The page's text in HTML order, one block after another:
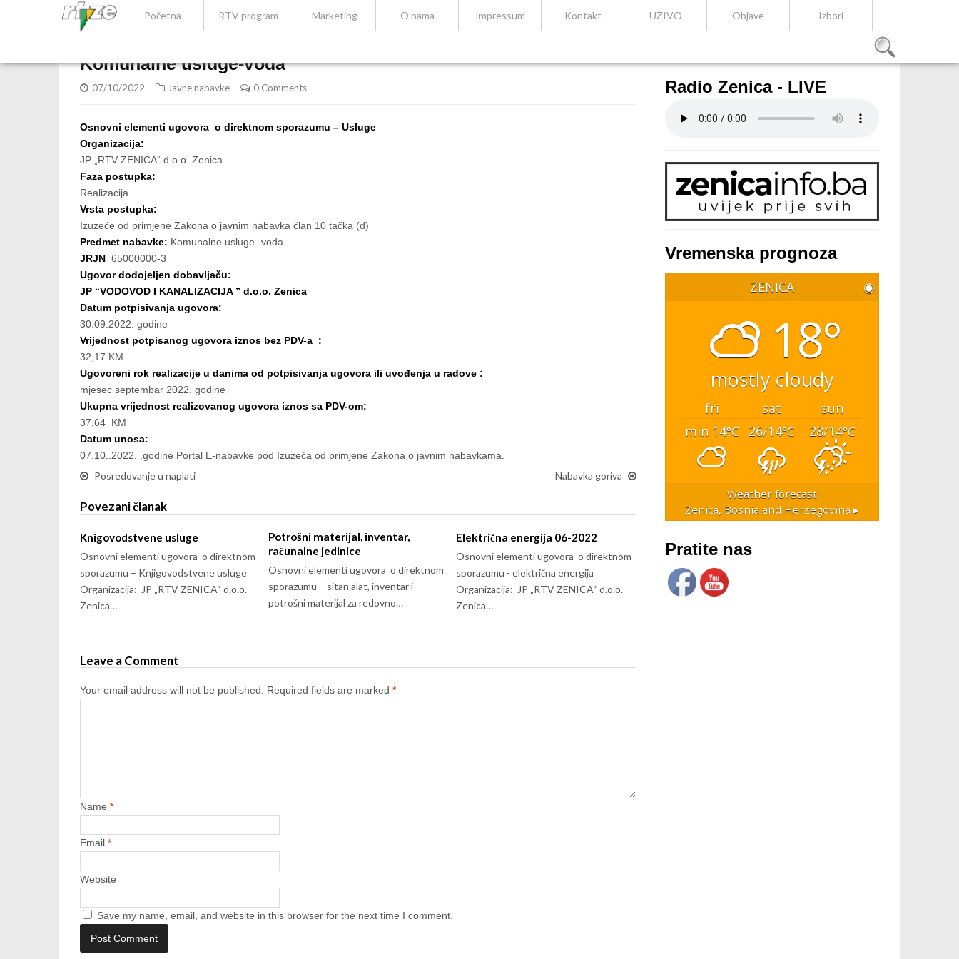
Početna RTV program Marketing O nama Impressum Kontakt UŽIVO Objave Izbori
Komunalne usluge-voda
07/10/2022 Javne nabavke 0 Comments
Osnovni elementi ugovora o direktnom sporazumu – Usluge
Organizacija:
JP „RTV ZENICA“ d.o.o. Zenica
Faza postupka:
Realizacija
Vrsta postupka:
Izuzeće od primjene Zakona o javnim nabavka član 10 tačka (d)
Predmet nabavke: Komunalne usluge- voda
JRJN 65000000-3
Ugovor dodojeljen dobavljaču:
JP “VODOVOD I KANALIZACIJA ” d.o.o. Zenica
Datum potpisivanja ugovora:
30.09.2022. godine
Vrijednost potpisanog ugovora iznos bez PDV-a :
32,17 KM
Ugovoreni rok realizacije u danima od potpisivanja ugovora ili uvođenja u radove :
mjesec septembar 2022. godine
Ukupna vrijednost realizovanog ugovora iznos sa PDV-om:
37,64 KM
Datum unosa:
07.10..2022. .godine Portal E-nabavke pod Izuzeća od primjene Zakona o javnim nabavkama.
Posredovanje u naplati Nabavka goriva
Povezani članak
Knigovodstvene usluge
Osnovni elementi ugovora o direktnom
sporazumu – Knjigovodstvene usluge
Organizacija: JP „RTV ZENICA“ d.o.o.
Zenica…
Potrošni materijal, inventar,
računalne jedinice
Osnovni elementi ugovora o direktnom
sporazumu – sitan alat, inventar i
potrošni materijal za redovno…
Električna energija 06-2022
Osnovni elementi ugovora o direktnom
sporazumu - električna energija
Organizacija: JP „RTV ZENICA“ d.o.o.
Zenica…
Leave a Comment
Your email address will not be published. Required fields are marked *
Name *
Email *
Website
Save my name, email, and website in this browser for the next time I comment.
Radio Zenica - LIVE
Vremenska prognoza
ZENICA ◉
18°
mostly cloudy
fri sat
sun
min 14°C 26/14°C 28/14°C
Weather forecast
Zenica, Bosnia and Herzegovina ▸
Pratite nas